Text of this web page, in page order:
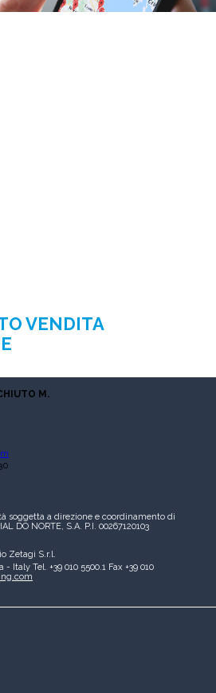
VENDITA
M.
soggetta a direzione e coordinamento di
DO NORTE, S.A. P.I. 00267120103
Zetagi S.r.l.
- Italy Tel. +39 010 5500.1 Fax +39 010